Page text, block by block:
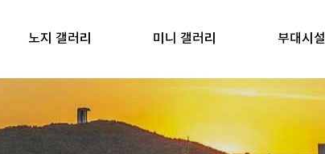
노지 갤러리 미니 갤러리 부대시설